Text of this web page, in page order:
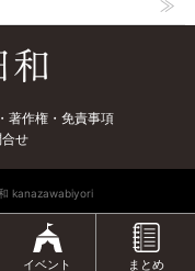
著作権・免責事項
せ
kanazawabiyori
イベント まとめ